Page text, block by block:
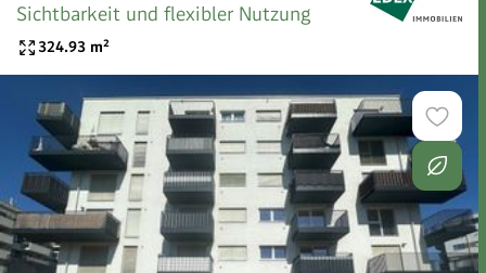
Sichtbarkeit und flexibler Nutzung
324.93 m²